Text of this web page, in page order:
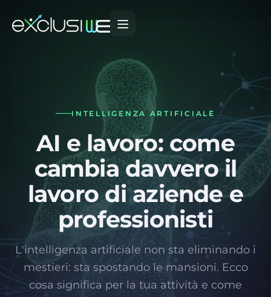
INTELLIGENZA ARTIFICIALE
AI e lavoro: come
cambia davvero il
lavoro di aziende e
professionisti
L'intelligenza artificiale non sta eliminando i
mestieri: sta spostando le mansioni. Ecco
cosa significa per la tua attività e come